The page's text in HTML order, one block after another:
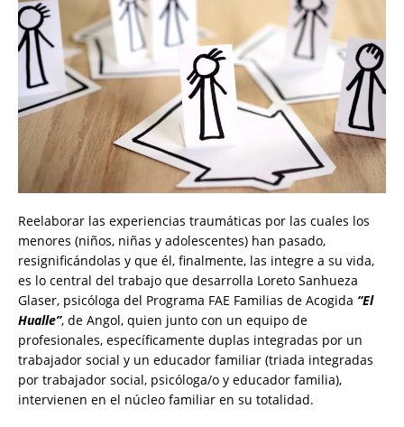
Reelaborar las experiencias traumáticas por las cuales los
menores (niños, niñas y adolescentes) han pasado,
resignificándolas y que él, finalmente, las integre a su vida,
es lo central del trabajo que desarrolla Loreto Sanhueza
Glaser, psicóloga del Programa FAE Familias de Acogida “El
Hualle”, de Angol, quien junto con un equipo de
profesionales, específicamente duplas integradas por un
trabajador social y un educador familiar (triada integradas
por trabajador social, psicóloga/o y educador familia),
intervienen en el núcleo familiar en su totalidad.